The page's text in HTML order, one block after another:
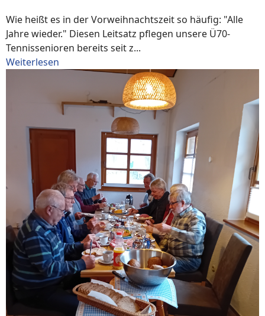
Wie heißt es in der Vorweihnachtszeit so häufig: "Alle
Jahre wieder." Diesen Leitsatz pflegen unsere Ü70-
Tennissenioren bereits seit z...
Weiterlesen